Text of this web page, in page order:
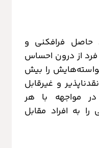
حاصل فرافکنی و
از درون احساس
را بیش
و غیرقابل
مواجهه با هر
به افراد مقابل